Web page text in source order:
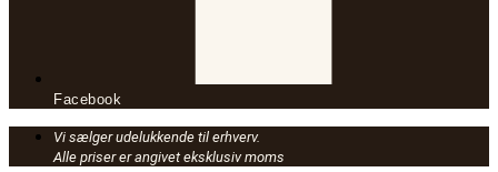
Facebook
Vi sælger udelukkende til erhverv.
Alle priser er angivet eksklusiv moms